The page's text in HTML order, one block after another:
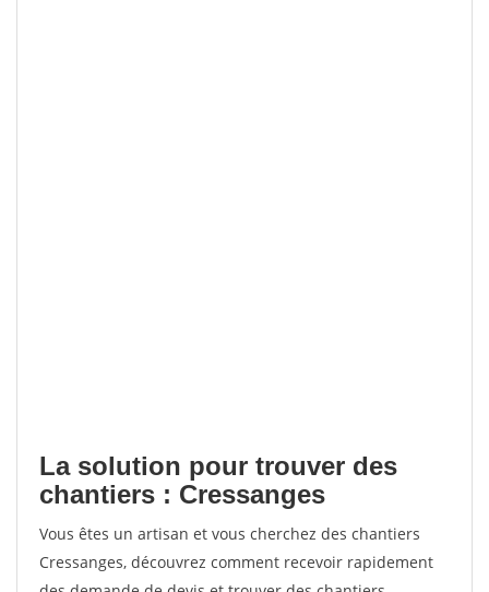
La solution pour trouver des
chantiers : Cressanges
Vous êtes un artisan et vous cherchez des chantiers
Cressanges, découvrez comment recevoir rapidement